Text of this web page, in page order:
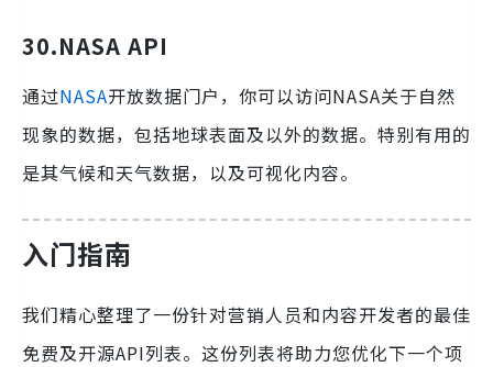
30.NASA API
通过NASA开放数据门户，你可以访问NASA关于自然
现象的数据，包括地球表面及以外的数据。特别有用的
是其气候和天气数据，以及可视化内容。
入门指南
我们精心整理了一份针对营销人员和内容开发者的最佳
免费及开源API列表。这份列表将助力您优化下一个项